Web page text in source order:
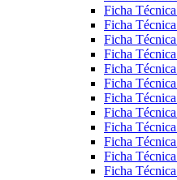
Ficha
Ficha
Ficha
Ficha
Ficha
Ficha
Ficha
Ficha
Ficha
Ficha
Ficha
Ficha